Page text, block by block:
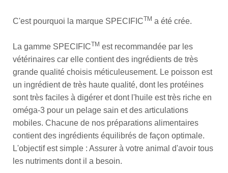
C'est pourquoi la marque SPECIFICTM a été crée.
La gamme SPECIFICTM est recommandée par les
vétérinaires car elle contient des ingrédients de très
grande qualité choisis méticuleusement. Le poisson est
un ingrédient de très haute qualité, dont les protéines
sont très faciles à digérer et dont l'huile est très riche en
oméga-3 pour un pelage sain et des articulations
mobiles. Chacune de nos préparations alimentaires
contient des ingrédients équilibrés de façon optimale.
L'objectif est simple : Assurer à votre animal d'avoir tous
les nutriments dont il a besoin.